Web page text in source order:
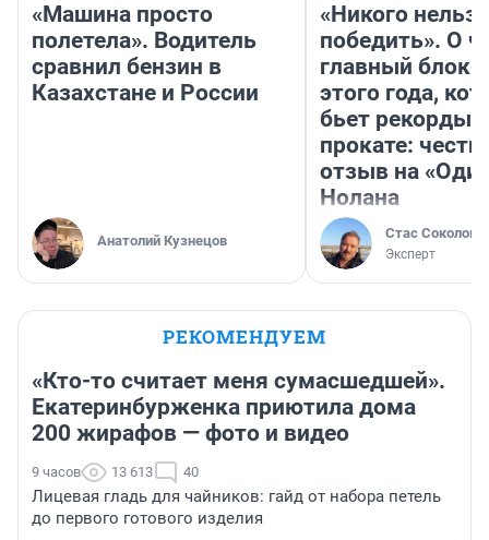
«Машина просто
полетела». Водитель
сравнил бензин в
Казахстане и России
Анатолий Кузнецов
«Никого нельзя
победить». О
главный
этого года,
бьет рекорды в
прокате:
отзыв на
Нолана
Стас Соколов
Эксперт
РЕКОМЕНДУЕМ
«Кто-то считает меня сумасшедшей».
Екатеринбурженка приютила дома
200 жирафов — фото и видео
9 часов 13 613 40
Лицевая гладь для чайников: гайд от набора петель
до первого готового изделия